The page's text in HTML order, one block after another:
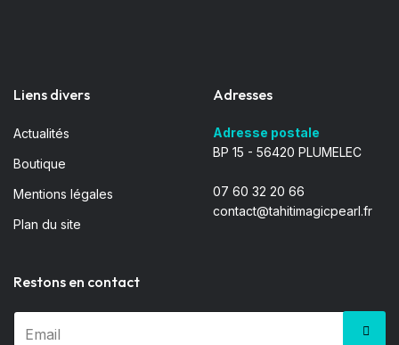
Liens divers
Actualités
Boutique
Mentions légales
Plan du site
Adresses
Adresse postale
BP 15 - 56420 PLUMELEC
07 60 32 20 66
contact@tahitimagicpearl.fr
Restons en contact